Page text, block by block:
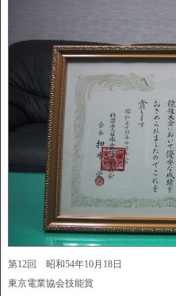
第12回 昭和54年10月18日
東京電業協会技能賞